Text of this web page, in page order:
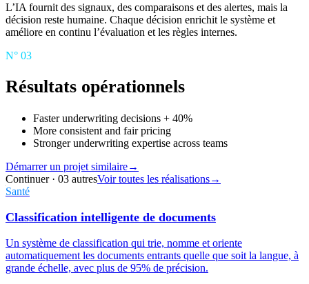
L’IA fournit des signaux, des comparaisons et des alertes, mais la
décision reste humaine. Chaque décision enrichit le système et
améliore en continu l’évaluation et les règles internes.
N° 03
Résultats opérationnels
Faster underwriting decisions + 40%
More consistent and fair pricing
Stronger underwriting expertise across teams
Démarrer un projet similaire→
Continuer · 03 autresVoir toutes les réalisations→
Santé
Classification intelligente de documents
Un système de classification qui trie, nomme et oriente
automatiquement les documents entrants quelle que soit la langue, à
grande échelle, avec plus de 95% de précision.